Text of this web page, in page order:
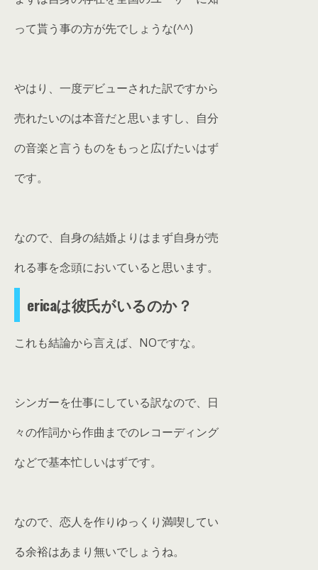
って貰う事の方が先でしょうな(^^)
やはり、一度デビューされた訳ですから
売れたいのは本音だと思いますし、自分
の音楽と言うものをもっと広げたいはず
です。
なので、自身の結婚よりはまず自身が売
れる事を念頭においていると思います。
ericaは彼氏がいるのか？
これも結論から言えば、NOですな。
シンガーを仕事にしている訳なので、日
々の作詞から作曲までのレコーディング
などで基本忙しいはずです。
なので、恋人を作りゆっくり満喫してい
る余裕はあまり無いでしょうね。